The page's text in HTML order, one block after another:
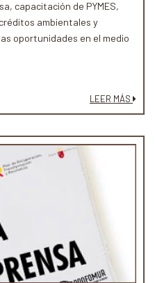
capacitación de PYMES,
ambientales y
oportunidades en el medio
LEER MÁS